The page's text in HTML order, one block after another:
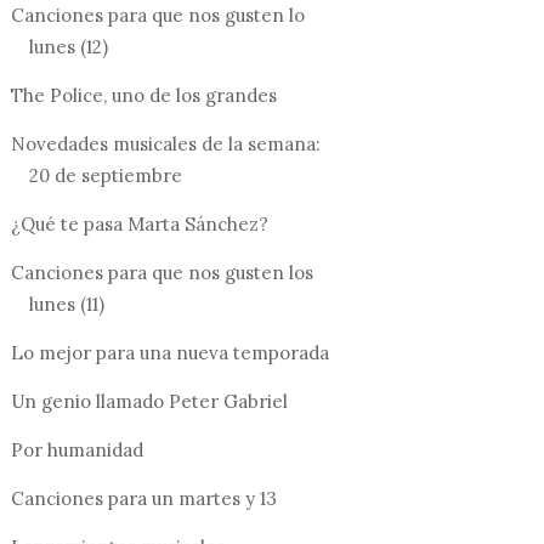
Canciones para que nos gusten lo
lunes (12)
The Police, uno de los grandes
Novedades musicales de la semana:
20 de septiembre
¿Qué te pasa Marta Sánchez?
Canciones para que nos gusten los
lunes (11)
Lo mejor para una nueva temporada
Un genio llamado Peter Gabriel
Por humanidad
Canciones para un martes y 13